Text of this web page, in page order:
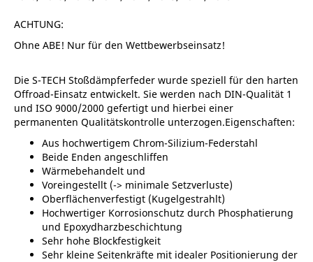
ACHTUNG:
Ohne ABE! Nur für den Wettbewerbseinsatz!
Die S-TECH Stoßdämpferfeder wurde speziell für den harten
Offroad-Einsatz entwickelt. Sie werden nach DIN-Qualität 1
und ISO 9000/2000 gefertigt und hierbei einer
permanenten Qualitätskontrolle unterzogen.Eigenschaften:
Aus hochwertigem Chrom-Silizium-Federstahl
Beide Enden angeschliffen
Wärmebehandelt und
Voreingestellt (-> minimale Setzverluste)
Oberflächenverfestigt (Kugelgestrahlt)
Hochwertiger Korrosionschutz durch Phosphatierung
und Epoxydharzbeschichtung
Sehr hohe Blockfestigkeit
Sehr kleine Seitenkräfte mit idealer Positionierung der